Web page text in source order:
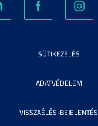
SÜTIKEZELÉS
ADATVÉDELEM
VISSZAÉLÉS-BEJELENTÉS